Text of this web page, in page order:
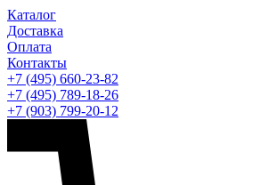
Каталог
Доставка
Оплата
Контакты
+7 (495) 660-23-82
+7 (495) 789-18-26
+7 (903) 799-20-12